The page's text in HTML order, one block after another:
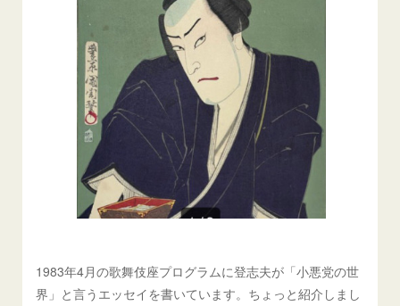
1983年4月の歌舞伎座プログラムに登志夫が「小悪党の世
界」と言うエッセイを書いています。ちょっと紹介しまし